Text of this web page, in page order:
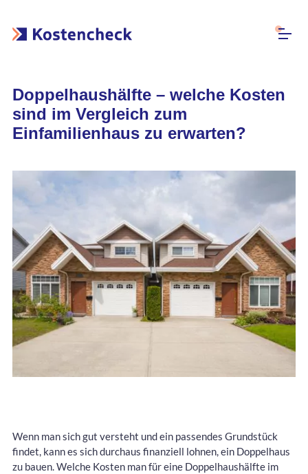
Doppelhaushälfte – welche Kosten
sind im Vergleich zum
Einfamilienhaus zu erwarten?
Wenn man sich gut versteht und ein passendes Grundstück
findet, kann es sich durchaus finanziell lohnen, ein Doppelhaus
zu bauen. Welche Kosten man für eine Doppelhaushälfte im